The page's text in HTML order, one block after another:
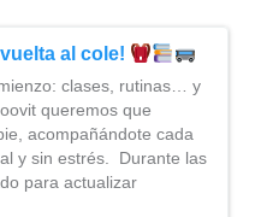
al cole!
clases, rutinas… y
queremos que
acompañándote cada
y sin estrés. Durante las
para actualizar